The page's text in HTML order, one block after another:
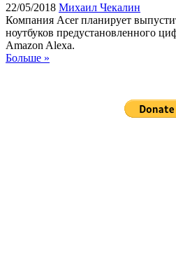
22/05/2018 Михаил Чекалин
Компания Acer планирует
ноутбуков предустановленного
Amazon Alexa.
Больше »